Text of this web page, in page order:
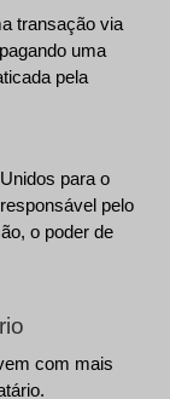
transação via
uma
pela
para o
pelo
o poder de
com mais